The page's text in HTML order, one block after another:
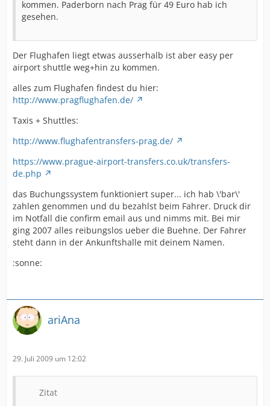
kommen. Paderborn nach Prag für 49 Euro hab ich
gesehen.
Der Flughafen liegt etwas ausserhalb ist aber easy per
airport shuttle weg+hin zu kommen.
alles zum Flughafen findest du hier:
http://www.pragflughafen.de/
Taxis + Shuttles:
http://www.flughafentransfers-prag.de/
https://www.prague-airport-transfers.co.uk/transfers-
de.php
das Buchungssystem funktioniert super... ich hab \'bar\'
zahlen genommen und du bezahlst beim Fahrer. Druck dir
im Notfall die confirm email aus und nimms mit. Bei mir
ging 2007 alles reibungslos ueber die Buehne. Der Fahrer
steht dann in der Ankunftshalle mit deinem Namen.
:sonne:
ariAna
29. Juli 2009 um 12:02
Zitat